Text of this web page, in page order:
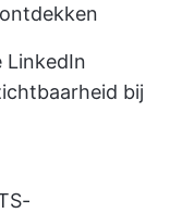
LinkedIn
bij